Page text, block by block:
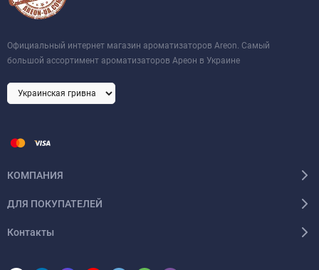
Официальный интернет магазин ароматизаторов Areon. Самый
большой ассортимент ароматизаторов Ареон в Украине
КОМПАНИЯ
ДЛЯ ПОКУПАТЕЛЕЙ
Контакты